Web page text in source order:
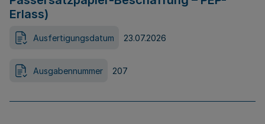
Erlass)
Ausfertigungsdatum 23.07.2026
Ausgabennummer 207